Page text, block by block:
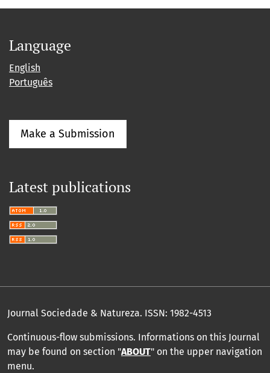
Language
English
Português
Make a Submission
Latest publications
Journal Sociedade & Natureza. ISSN: 1982-4513
Continuous-flow submissions. Informations on this Journal
may be found on section "ABOUT" on the upper navigation
menu.